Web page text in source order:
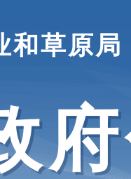
和草原局